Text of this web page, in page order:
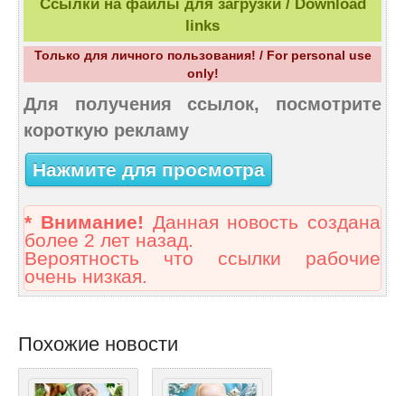
Ссылки на файлы для загрузки / Download
links
Только для личного пользования! / For personal use
only!
Для получения ссылок, посмотрите
короткую рекламу
Нажмите для просмотра
* Внимание! Данная новость создана
более 2 лет назад.
Вероятность что ссылки рабочие
очень низкая.
Похожие новости